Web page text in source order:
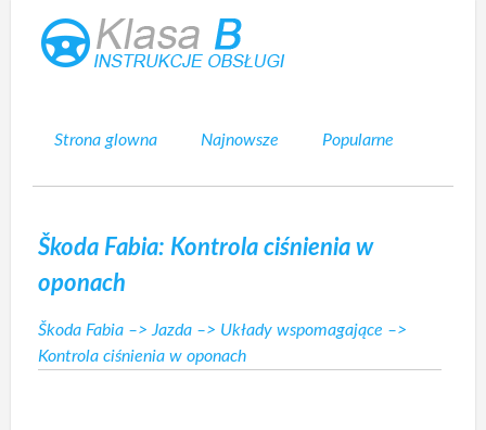
Strona glowna Najnowsze Popularne
Škoda Fabia: Kontrola ciśnienia w
oponach
Škoda Fabia –>Jazda –> Układy wspomagające –>
Kontrola ciśnienia w oponach